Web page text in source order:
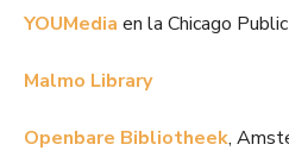
YOUMedia en la Chicago
Malmo Library
Openbare Bibliotheek,